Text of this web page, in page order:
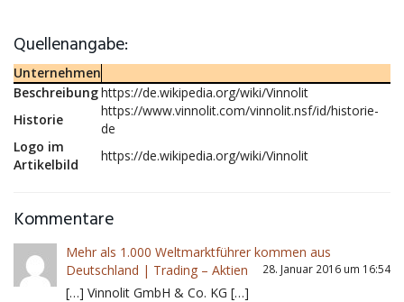
Quellenangabe:
Unternehmen
Beschreibunghttps://de.wikipedia.org/wiki/Vinnolit
Historie
https://www.vinnolit.com/vinnolit.nsf/id/historie-
de
Logo im
Artikelbild
https://de.wikipedia.org/wiki/Vinnolit
Kommentare
Mehr als 1.000 Weltmarktführer kommen aus
Deutschland | Trading – Aktien
28. Januar 2016 um 16:54
[…] Vinnolit GmbH & Co. KG […]